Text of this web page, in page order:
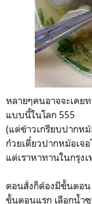
หลายๆคนอาจจะเคย
แบบนี้ในโลก 555
(แต่ข้าวเกรียบปากห
ก๋วยเตี๋ยวปากหม้อเจอ
แต่เราหาทานในกรุง
ตอนสั่งก็ต้องมีขั้นตอน
ขั้นตอนแรก เลือกน้ำ